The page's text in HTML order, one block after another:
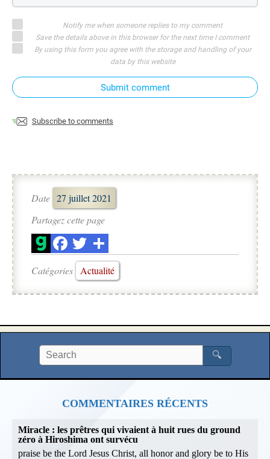
Notify me when someone replies to my comment
Save the details above in this browser for the next time I comment
By using this form you agree with the storage and handling of your
data by this website
Submit comment
Subscribe to comments
Date 27 juillet 2021
Partagez cette page
Catégories Actualité
🔍
COMMENTAIRES RÉCENTS
Miracle : les prêtres qui vivaient à huit rues du ground
zéro à Hiroshima ont survécu
praise be the Lord Jesus Christ, all honor and glory be to His